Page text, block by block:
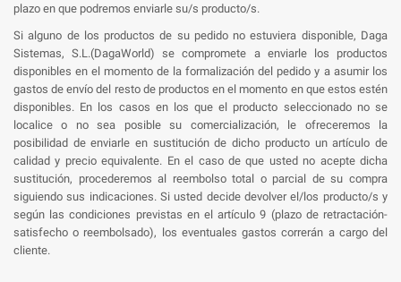
plazo en que podremos enviarle su/s producto/s.
Si alguno de los productos de su pedido no estuviera disponible, Daga
Sistemas, S.L.(DagaWorld) se compromete a enviarle los productos
disponibles en el momento de la formalización del pedido y a asumir los
gastos de envío del resto de productos en el momento en que estos estén
disponibles. En los casos en los que el producto seleccionado no se
localice o no sea posible su comercialización, le ofreceremos la
posibilidad de enviarle en sustitución de dicho producto un artículo de
calidad y precio equivalente. En el caso de que usted no acepte dicha
sustitución, procederemos al reembolso total o parcial de su compra
siguiendo sus indicaciones. Si usted decide devolver el/los producto/s y
según las condiciones previstas en el artículo 9 (plazo de retractación-
satisfecho o reembolsado), los eventuales gastos correrán a cargo del
cliente.